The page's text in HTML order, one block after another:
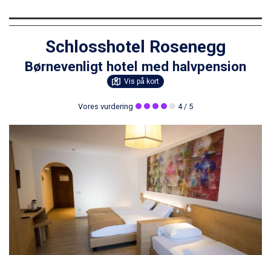
Schlosshotel Rosenegg
Børnevenligt hotel med halvpension
Vis på kort
Vores vurdering 4/ 5